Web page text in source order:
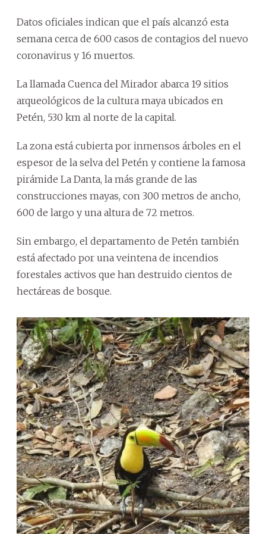
Datos oficiales indican que el país alcanzó esta
semana cerca de 600 casos de contagios del nuevo
coronavirus y 16 muertos.
La llamada Cuenca del Mirador abarca 19 sitios
arqueológicos de la cultura maya ubicados en
Petén, 530 km al norte de la capital.
La zona está cubierta por inmensos árboles en el
espesor de la selva del Petén y contiene la famosa
pirámide La Danta, la más grande de las
construcciones mayas, con 300 metros de ancho,
600 de largo y una altura de 72 metros.
Sin embargo, el departamento de Petén también
está afectado por una veintena de incendios
forestales activos que han destruido cientos de
hectáreas de bosque.